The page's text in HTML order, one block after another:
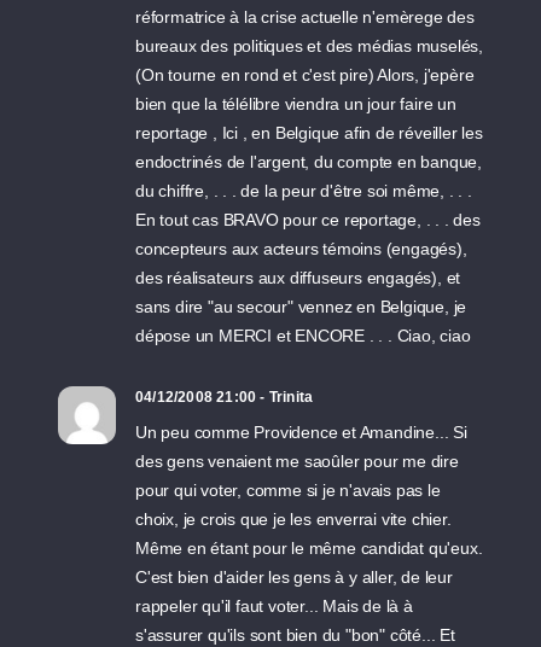
réformatrice à la crise actuelle n'emèrege des
bureaux des politiques et des médias muselés,
(On tourne en rond et c'est pire) Alors, j'epère
bien que la télélibre viendra un jour faire un
reportage , Ici , en Belgique afin de réveiller les
endoctrinés de l'argent, du compte en banque,
du chiffre, . . . de la peur d'être soi même, . . .
En tout cas BRAVO pour ce reportage, . . . des
concepteurs aux acteurs témoins (engagés),
des réalisateurs aux diffuseurs engagés), et
sans dire "au secour" vennez en Belgique, je
dépose un MERCI et ENCORE . . . Ciao, ciao
04/12/2008 21:00 - Trinita
Un peu comme Providence et Amandine... Si
des gens venaient me saoûler pour me dire
pour qui voter, comme si je n'avais pas le
choix, je crois que je les enverrai vite chier.
Même en étant pour le même candidat qu'eux.
C'est bien d'aider les gens à y aller, de leur
rappeler qu'il faut voter... Mais de là à
s'assurer qu'ils sont bien du "bon" côté... Et